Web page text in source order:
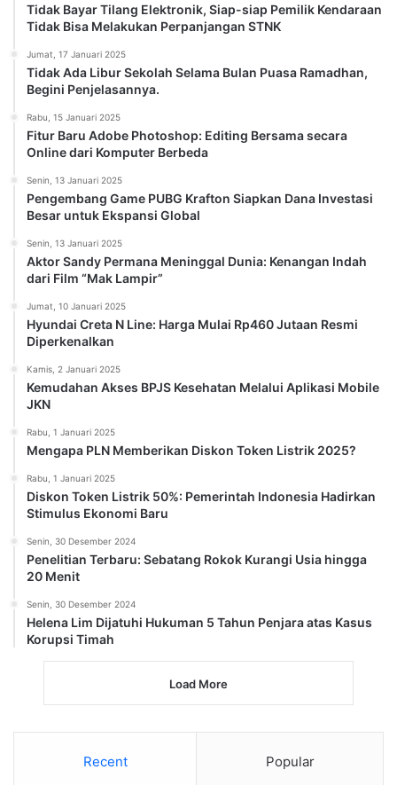
Tidak Bayar Tilang Elektronik, Siap-siap Pemilik Kendaraan
Tidak Bisa Melakukan Perpanjangan STNK
Jumat, 17 Januari 2025
Tidak Ada Libur Sekolah Selama Bulan Puasa Ramadhan,
Begini Penjelasannya.
Rabu, 15 Januari 2025
Fitur Baru Adobe Photoshop: Editing Bersama secara
Online dari Komputer Berbeda
Senin, 13 Januari 2025
Pengembang Game PUBG Krafton Siapkan Dana Investasi
Besar untuk Ekspansi Global
Senin, 13 Januari 2025
Aktor Sandy Permana Meninggal Dunia: Kenangan Indah
dari Film “Mak Lampir”
Jumat, 10 Januari 2025
Hyundai Creta N Line: Harga Mulai Rp460 Jutaan Resmi
Diperkenalkan
Kamis, 2 Januari 2025
Kemudahan Akses BPJS Kesehatan Melalui Aplikasi Mobile
JKN
Rabu, 1 Januari 2025
Mengapa PLN Memberikan Diskon Token Listrik 2025?
Rabu, 1 Januari 2025
Diskon Token Listrik 50%: Pemerintah Indonesia Hadirkan
Stimulus Ekonomi Baru
Senin, 30 Desember 2024
Penelitian Terbaru: Sebatang Rokok Kurangi Usia hingga
20 Menit
Senin, 30 Desember 2024
Helena Lim Dijatuhi Hukuman 5 Tahun Penjara atas Kasus
Korupsi Timah
Load More
Recent Popular